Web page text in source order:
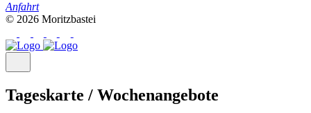
Anfahrt
© 2026 Moritzbastei
Tageskarte / Wochenangebote